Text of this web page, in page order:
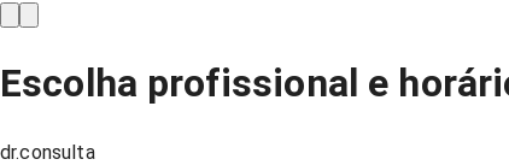
Escolha profissional e
dr.consulta